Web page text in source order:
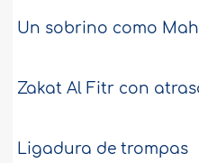
Un sobrino como
Zakat Al Fitr con
Ligadura de trompas